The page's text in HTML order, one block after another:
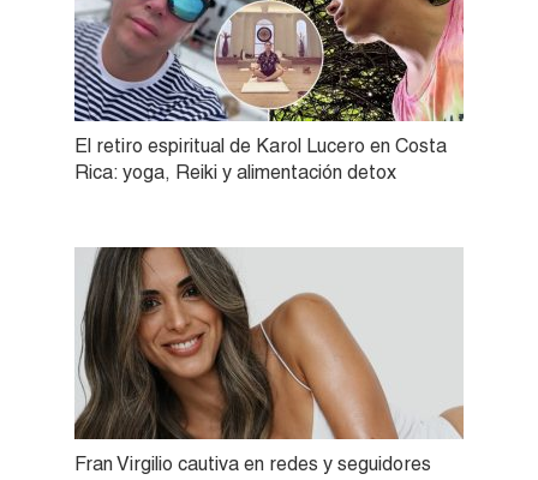
El retiro espiritual de Karol Lucero en Costa
Rica: yoga, Reiki y alimentación detox
Fran Virgilio cautiva en redes y seguidores